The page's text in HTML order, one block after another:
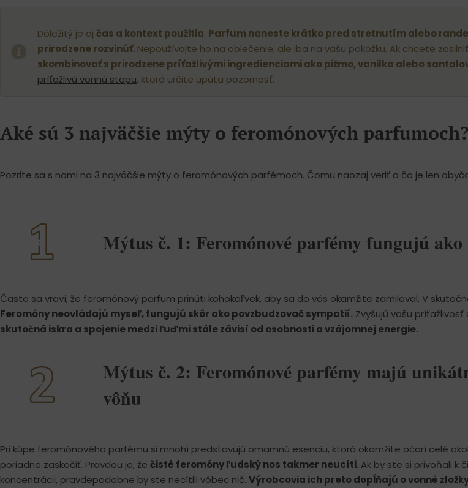
Dôležitý je aj čas a kontext použitia. Parfum naneste krátko pred stretnutím alebo
prirodzene rozvinúť. Nepoužívajte ho na oblečenie, ale iba na vašu pokožku. Ak chcete
skombinovať s prirodzene príťažlivými ingredienciami ako pižmo, vanilka alebo
príťažlivú vonnú stopu, ktorá určite upúta pozornosť.
Aké sú 3 najväčšie mýty o feromónových parfumoch?
Pozrite sa s nami na 3 najväčšie mýty o feromónových parfémoch. Čomu naozaj veriť a čo je len
Mýtus č. 1: Feromónové parfémy fungujú
Často sa vraví, že feromónový parfum prinúti kohokoľvek, aby sa do vás okamžite zamiloval. V
Feromóny neovládajú myseľ, fungujú skôr ako povzbudzovač sympatií. Zvyšujú vašu
skutočná iskra a spojenie medzi ľuďmi stále závisí od osobnosti a vzájomnej energie.
Mýtus č. 2: Feromónové parfémy majú
vôňu
Pri kúpe feromónového parfému si mnohí predstavujú omamnú esenciu, ktorá okamžite očarí celé
poriadne zaskočiť. Pravdou je, že čisté feromóny ľudský nos takmer neucíti.Ak by ste si privoňali k
koncentrácii, pravdepodobne by ste necítili vôbec nič. Výrobcovia ich preto dopĺňajú o vonné